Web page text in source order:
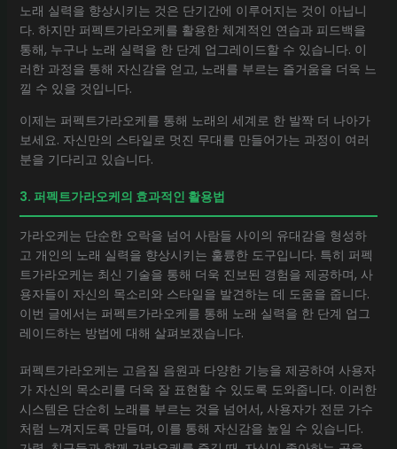
노래 실력을 향상시키는 것은 단기간에 이루어지는 것이 아닙니
다. 하지만 퍼펙트가라오케를 활용한 체계적인 연습과 피드백을
통해, 누구나 노래 실력을 한 단계 업그레이드할 수 있습니다. 이
러한 과정을 통해 자신감을 얻고, 노래를 부르는 즐거움을 더욱 느
낄 수 있을 것입니다.
이제는 퍼펙트가라오케를 통해 노래의 세계로 한 발짝 더 나아가
보세요. 자신만의 스타일로 멋진 무대를 만들어가는 과정이 여러
분을 기다리고 있습니다.
3. 퍼펙트가라오케의 효과적인 활용법
가라오케는 단순한 오락을 넘어 사람들 사이의 유대감을 형성하
고 개인의 노래 실력을 향상시키는 훌륭한 도구입니다. 특히 퍼펙
트가라오케는 최신 기술을 통해 더욱 진보된 경험을 제공하며, 사
용자들이 자신의 목소리와 스타일을 발견하는 데 도움을 줍니다.
이번 글에서는 퍼펙트가라오케를 통해 노래 실력을 한 단계 업그
레이드하는 방법에 대해 살펴보겠습니다.
퍼펙트가라오케는 고음질 음원과 다양한 기능을 제공하여 사용자
가 자신의 목소리를 더욱 잘 표현할 수 있도록 도와줍니다. 이러한
시스템은 단순히 노래를 부르는 것을 넘어서, 사용자가 전문 가수
처럼 느껴지도록 만들며, 이를 통해 자신감을 높일 수 있습니다.